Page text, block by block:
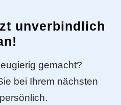
unverbindlich
gemacht?
bei Ihrem nächsten